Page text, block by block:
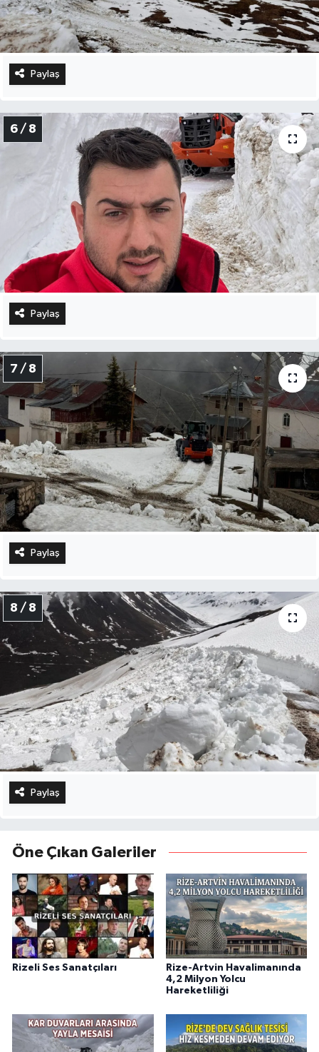
Paylaş
6 / 8
Paylaş
7 / 8
Paylaş
8 / 8
Paylaş
Öne Çıkan Galeriler
Rizeli Ses Sanatçıları
Rize-Artvin Havalimanında
4,2 Milyon Yolcu
Hareketliliği